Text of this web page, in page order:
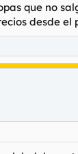
que no
desde el